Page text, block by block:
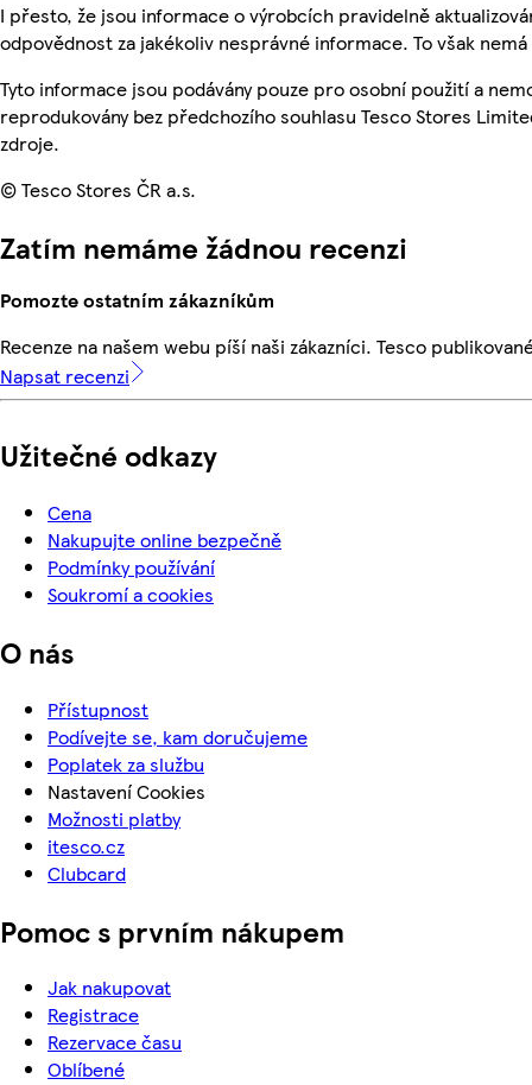
I přesto, že jsou informace o výrobcích pravidelně
odpovědnost za jakékoliv nesprávné informace. To však
Tyto informace jsou podávány pouze pro osobní použití a
reprodukovány bez předchozího souhlasu Tesco Stores
zdroje.
© Tesco Stores ČR a.s.
Zatím nemáme žádnou recenzi
Pomozte ostatním zákazníkům
Recenze na našem webu píší naši zákazníci. Tesco
Napsat recenzi
Užitečné odkazy
Cena
Nakupujte online bezpečně
Podmínky používání
Soukromí a cookies
O nás
Přístupnost
Podívejte se, kam doručujeme
Poplatek za službu
Nastavení Cookies
Možnosti platby
itesco.cz
Clubcard
Pomoc s prvním nákupem
Jak nakupovat
Registrace
Rezervace času
Oblíbené